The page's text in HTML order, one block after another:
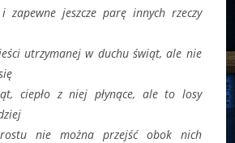
zapewne jeszcze parę innych rzeczy
utrzymanej w duchu świąt, ale nie
ciepło z niej płynące, ale to losy
nie można przejść obok nich